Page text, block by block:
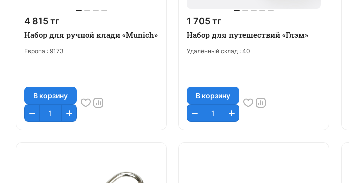
4 815 тг
Набор для ручной клади «Munich»
Европа : 9173
В корзину
1 705 тг
Набор для путешествий «Глэм»
Удалённый склад : 40
В корзину